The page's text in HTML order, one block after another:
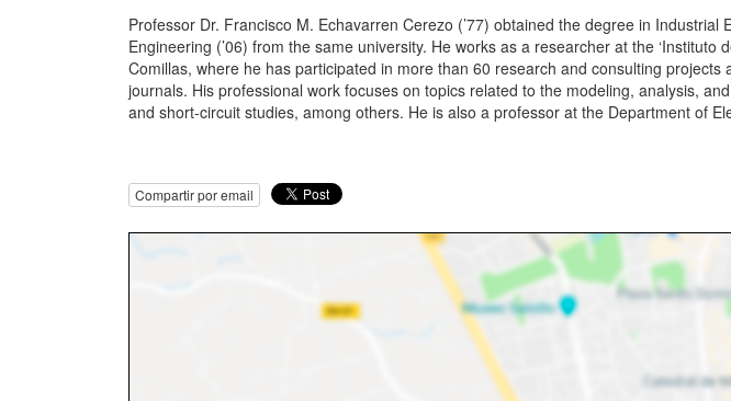
Professor Dr. Francisco M. Echavarren Cerezo (’77) obtained the degree in
Engineering (’06) from the same university. He works as a researcher at the
Comillas, where he has participated in more than 60 research and consulting
journals. His professional work focuses on topics related to the modeling, analysis,
and short-circuit studies, among others. He is also a professor at the Department of
Compartir por email